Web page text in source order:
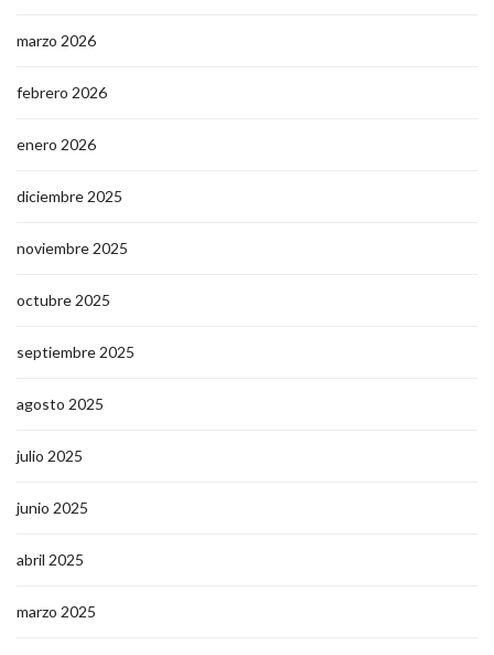
marzo 2026
febrero 2026
enero 2026
diciembre 2025
noviembre 2025
octubre 2025
septiembre 2025
agosto 2025
julio 2025
junio 2025
abril 2025
marzo 2025